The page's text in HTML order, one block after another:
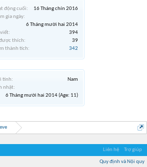
động cuối:
16 Tháng chín 2016
gia ngày:
6 Tháng mười hai 2014
viết:
394
thích:
39
thành tích:
342
tính:
Nam
nhật:
6 Tháng mười hai 2014(Age: 11)
Liên hệ Trợ giúp
Quy định và Nội quy